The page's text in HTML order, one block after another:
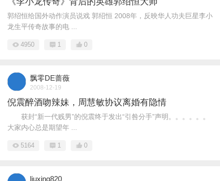
郭绍恒给国外动作演员说戏 郭绍恒 2008年，反映华人功夫巨星李小
龙生平传奇故事的电 ...
4950 1 0
飘零DE蔷薇
2008-12-19
倪震醉酒吻辣妹，周慧敏协议离婚有隐情
获封“新一代贱男”的倪震终于发出“引咎分手”声明。。。。。。
大家内心总是期望年 ...
5164 1 0
liuxing820